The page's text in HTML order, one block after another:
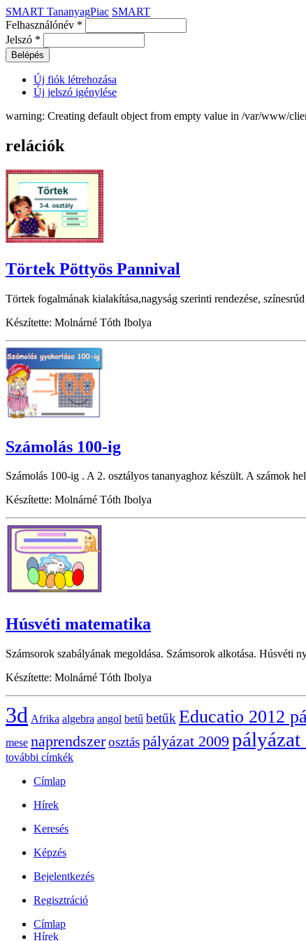
SMART TananyagPiac SMART
Felhasználónév *
Jelszó *
Új fiók létrehozása
Új jelszó igénylése
warning: Creating default object from empty value in /var/www/
relációk
Törtek Pöttyös Pannival
Törtek fogalmának kialakítása,nagyság szerinti rendezése,
Készítette: Molnárné Tóth Ibolya
Számolás 100-ig
Számolás 100-ig . A 2. osztályos tananyaghoz készült. A számok
Készítette: Molnárné Tóth Ibolya
Húsvéti matematika
Számsorok szabályának megoldása. Számsorok alkotása. Húsvéti
Készítette: Molnárné Tóth Ibolya
3d Afrika algebra angol betű betűkEducatio 2012
mese naprendszerosztáspályázat 2009 pályázat
további címkék
Címlap
Hírek
Keresés
Képzés
Bejelentkezés
Regisztráció
Címlap
Hírek